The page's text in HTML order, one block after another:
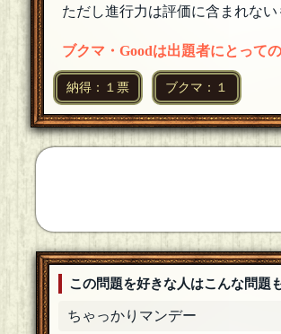
ただし進行力は評価に含まれない
ブクマ・Goodは出題者にとって
納得：１票 ブクマ：１
この問題を好きな人はこんな問題
ちゃっかりマンデー